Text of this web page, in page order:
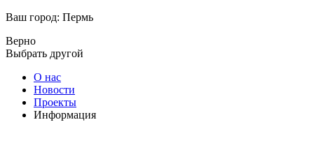
Ваш город: Пермь
Верно
Выбрать другой
О нас
Новости
Проекты
Информация